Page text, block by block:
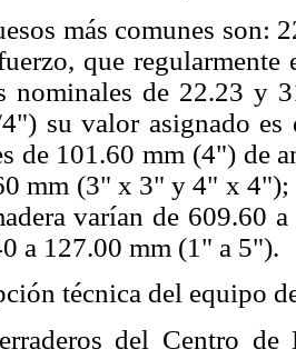
más comunes son:
que
nominales de 22.23 y
su valor asignado es
de 101.60 mm (4") de
mm (3" x 3" y 4" x 4");
varían de 609.60
a 127.00 mm (1" a 5").
técnica del equipo
del Centro